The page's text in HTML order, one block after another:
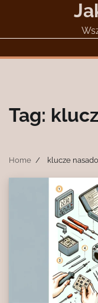
Tag:
Home klucze